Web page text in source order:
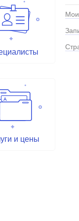
и цены